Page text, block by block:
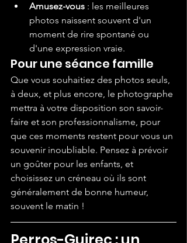
Amusez-vous : les meilleures
photos naissent souvent d'un
moment de rire spontané ou
d'une expression vraie.
Pour une séance famille
Que vous souhaitiez des photos seuls,
à deux, et plus encore, le photographe
mettra à votre disposition son savoir-
faire et son professionnalisme, pour
que ces moments restent pour vous un
souvenir inoubliable. Pensez à prévoir
un goûter pour les enfants, et
choisissez un créneau où ils sont
généralement de bonne humeur,
souvent le matin !